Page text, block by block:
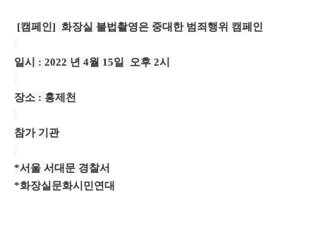
[캠페인] 화장실 불법촬영은 중대한 범죄행위 캠페인
일시 : 2022 년 4월 15일 오후 2시
장소 : 홍제천
참가 기관
*서울 서대문 경찰서
*화장실문화시민연대